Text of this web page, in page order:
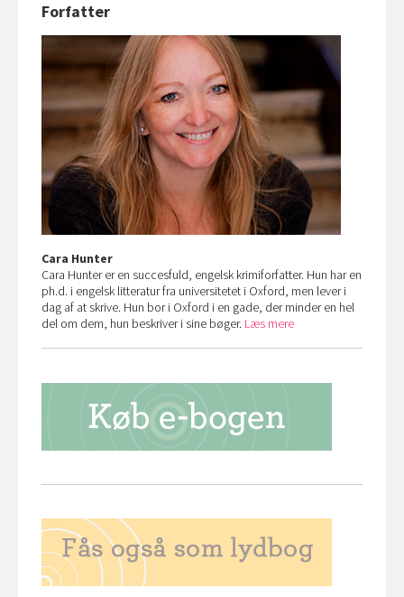
Forfatter
Cara Hunter
Cara Hunter er en succesfuld, engelsk krimiforfatter. Hun har en
ph.d. i engelsk litteratur fra universitetet i Oxford, men lever i
dag af at skrive. Hun bor i Oxford i en gade, der minder en hel
del om dem, hun beskriver i sine bøger. Læs mere